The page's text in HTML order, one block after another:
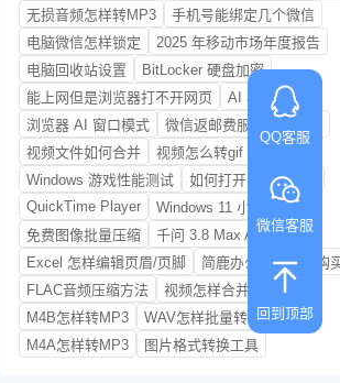
无损音频怎样转MP3
手机号能绑定几个微信
电脑微信怎样锁定
2025 年移动市场年度报告
电脑回收站设置
BitLocker 硬盘加密
能上网但是浏览器打不开网页
AI 视频生成
浏览器 AI 窗口模式
微信返邮费服务如何关闭
视频文件如何合并
视频怎么转gif
Windows 游戏性能测试
如何打开 MOD 音频
QuickTime Player
Windows 11 小技巧
免费图像批量压缩
千问 3.8 Max AI 模型
Excel 怎样编辑页眉/页脚
简鹿办公会员永久购
FLAC音频压缩方法
视频怎样合并
M4B怎样转MP3
WAV怎样批量转MP3
M4A怎样转MP3
图片格式转换工具
QQ客服
微信客服
回到顶部